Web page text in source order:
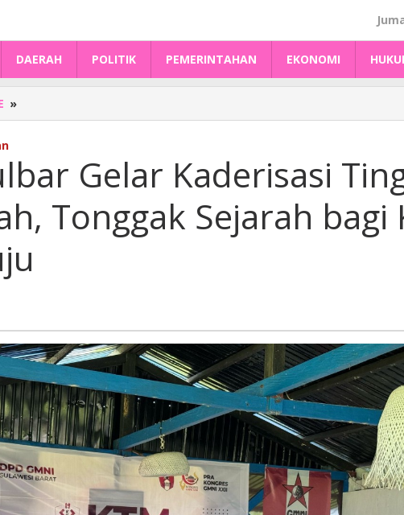
DAERAH POLITIK PEMERINTAHAN EKONOMI
»
Sulbar
Tingkat
Menengah,
Tonggak
Sejarah
bagi
Kader
di
Gelar Kaderisasi
Tonggak Sejarah bagi